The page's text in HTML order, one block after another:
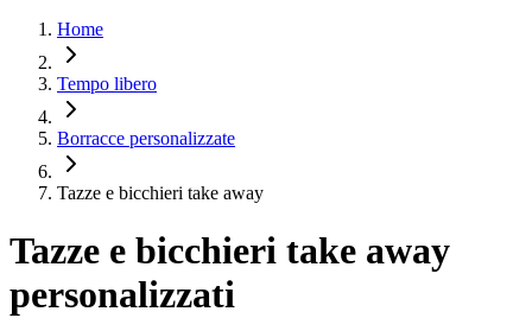
Home
Tempo libero
Borracce personalizzate
Tazze e bicchieri take away
Tazze e bicchieri take away
personalizzati